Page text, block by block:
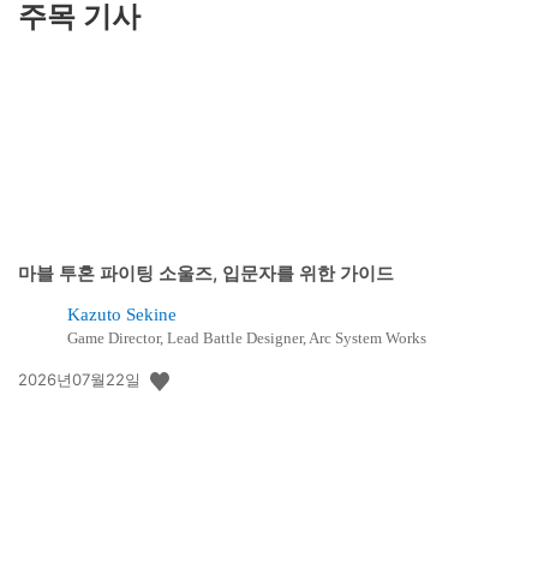
주목 기사
마블 투혼 파이팅 소울즈, 입문자를 위한 가이드
Kazuto Sekine
Game Director, Lead Battle Designer, Arc System Works
공
2026년07월22일